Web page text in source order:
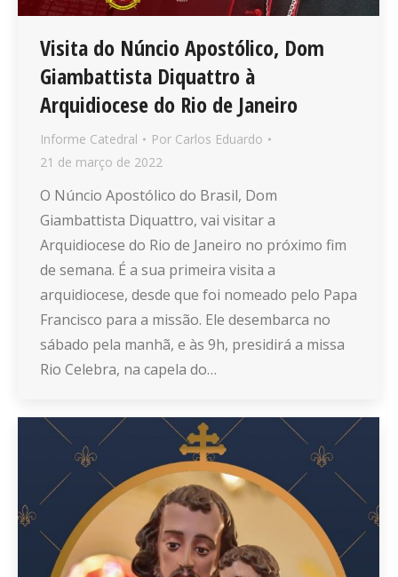
Visita do Núncio Apostólico, Dom
Giambattista Diquattro à
Arquidiocese do Rio de Janeiro
Informe Catedral Por Carlos Eduardo
21 de março de 2022
O Núncio Apostólico do Brasil, Dom
Giambattista Diquattro, vai visitar a
Arquidiocese do Rio de Janeiro no próximo fim
de semana. É a sua primeira visita a
arquidiocese, desde que foi nomeado pelo Papa
Francisco para a missão. Ele desembarca no
sábado pela manhã, e às 9h, presidirá a missa
Rio Celebra, na capela do…